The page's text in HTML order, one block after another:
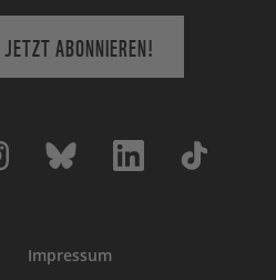
ABONNIEREN!
Impressum